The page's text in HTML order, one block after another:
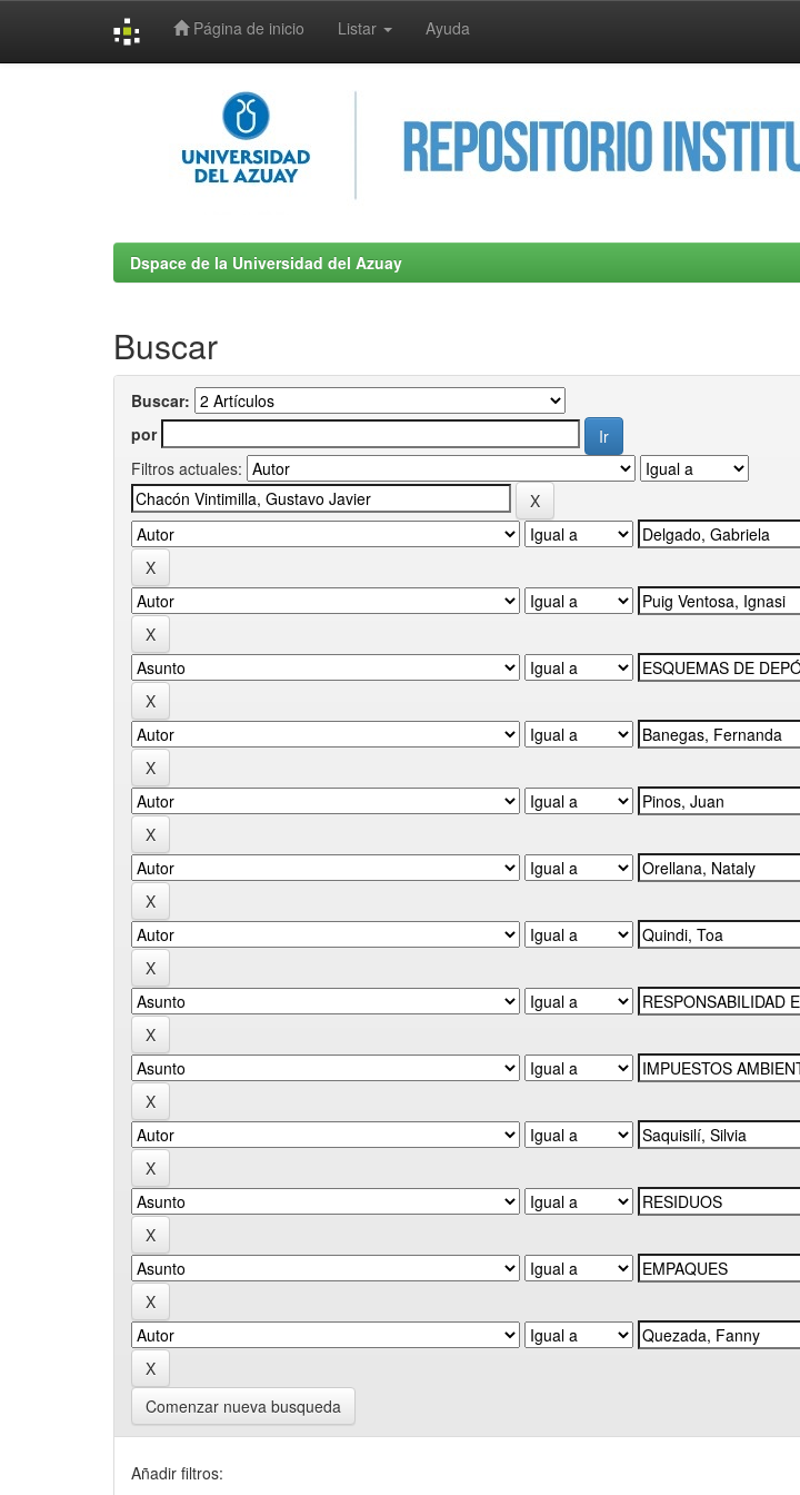
Página de inicio Listar Ayuda
Dspace de la Universidad del Azuay
Buscar
Buscar:
por
Filtros actuales:
Comenzar nueva busqueda
Añadir filtros: